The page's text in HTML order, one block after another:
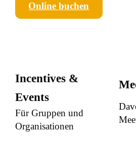
Online buchen
Incentives &
Events
Für Gruppen und
Organisationen